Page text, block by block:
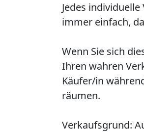
Jedes
immer einfach,
Wenn Sie sich
Ihren wahren
Käufer/in
räumen.
Verkaufsgrund: